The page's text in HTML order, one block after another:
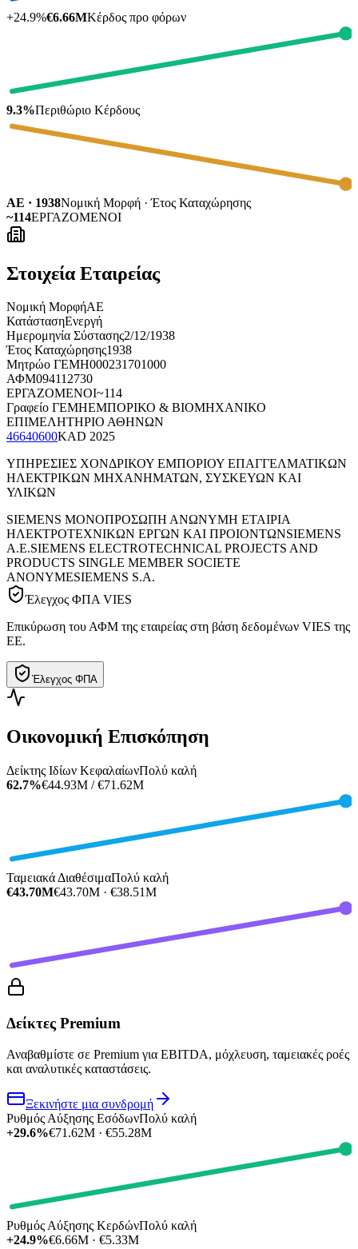
+24.9%€6.66MΚέρδος προ φόρων
9.3%Περιθώριο Κέρδους
ΑΕ · 1938Νομική Μορφή · Έτος Καταχώρησης
~114ΕΡΓΑΖΟΜΕΝΟΙ
Στοιχεία Εταιρείας
Νομική ΜορφήΑΕ
ΚατάστασηΕνεργή
Ημερομηνία Σύστασης2/12/1938
Έτος Καταχώρησης1938
Μητρώο ΓΕΜΗ000231701000
ΑΦΜ094112730
ΕΡΓΑΖΟΜΕΝΟΙ~114
Γραφείο ΓΕΜΗΕΜΠΟΡΙΚΟ & ΒΙΟΜΗΧΑΝΙΚΟ
ΕΠΙΜΕΛΗΤΗΡΙΟ ΑΘΗΝΩΝ
46640600KAD 2025
ΥΠΗΡΕΣΙΕΣ ΧΟΝΔΡΙΚΟΥ ΕΜΠΟΡΙΟΥ ΕΠΑΓΓΕΛΜΑΤΙΚΩΝ
ΗΛΕΚΤΡΙΚΩΝ ΜΗΧΑΝΗΜΑΤΩΝ, ΣΥΣΚΕΥΩΝ ΚΑΙ
ΥΛΙΚΩΝ
SIEMENS ΜΟΝΟΠΡΟΣΩΠΗ ΑΝΩΝΥΜΗ ΕΤΑΙΡΙΑ
ΗΛΕΚΤΡΟΤΕΧΝΙΚΩΝ ΕΡΓΩΝ ΚΑΙ ΠΡΟΙΟΝΤΩΝSIEMENS
Α.Ε.SIEMENS ΕLECTROTECHNICAL PROJECTS AND
PRODUCTS SINGLE MEMBER SOCIETE
ANONYMESIEMENS S.A.
Έλεγχος ΦΠΑ VIES
Επικύρωση του ΑΦΜ της εταιρείας στη βάση δεδομένων VIES της
ΕΕ.
Έλεγχος ΦΠΑ
Οικονομική Επισκόπηση
Δείκτης Ιδίων ΚεφαλαίωνΠολύ καλή
62.7%€44.93M / €71.62M
Ταμειακά ΔιαθέσιμαΠολύ καλή
€43.70M€43.70M · €38.51M
Δείκτες Premium
Αναβαθμίστε σε Premium για EBITDA, μόχλευση, ταμειακές ροές
και αναλυτικές καταστάσεις.
Ξεκινήστε μια συνδρομή
Ρυθμός Αύξησης ΕσόδωνΠολύ καλή
+29.6%€71.62M · €55.28M
Ρυθμός Αύξησης ΚερδώνΠολύ καλή
+24.9%€6.66M · €5.33M